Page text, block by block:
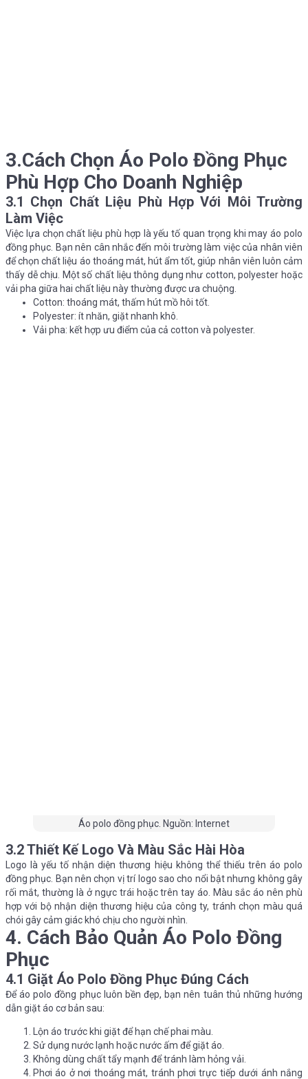
3.Cách Chọn Áo Polo Đồng Phục
Phù Hợp Cho Doanh Nghiệp
3.1 Chọn Chất Liệu Phù Hợp Với Môi Trường
Làm Việc
Việc lựa chọn chất liệu phù hợp là yếu tố quan trọng khi may áo polo
đồng phục. Bạn nên cân nhắc đến môi trường làm việc của nhân viên
để chọn chất liệu áo thoáng mát, hút ẩm tốt, giúp nhân viên luôn cảm
thấy dễ chịu. Một số chất liệu thông dụng như cotton, polyester hoặc
vải pha giữa hai chất liệu này thường được ưa chuộng.
Cotton: thoáng mát, thấm hút mồ hôi tốt.
Polyester: ít nhăn, giặt nhanh khô.
Vải pha: kết hợp ưu điểm của cả cotton và polyester.
Áo polo đồng phục. Nguồn: Internet
3.2 Thiết Kế Logo Và Màu Sắc Hài Hòa
Logo là yếu tố nhận diện thương hiệu không thể thiếu trên áo polo
đồng phục. Bạn nên chọn vị trí logo sao cho nổi bật nhưng không gây
rối mắt, thường là ở ngực trái hoặc trên tay áo. Màu sắc áo nên phù
hợp với bộ nhận diện thương hiệu của công ty, tránh chọn màu quá
chói gây cảm giác khó chịu cho người nhìn.
4. Cách Bảo Quản Áo Polo Đồng
Phục
4.1 Giặt Áo Polo Đồng Phục Đúng Cách
Để áo polo đồng phục luôn bền đẹp, bạn nên tuân thủ những hướng
dẫn giặt áo cơ bản sau:
Lộn áo trước khi giặt để hạn chế phai màu.
Sử dụng nước lạnh hoặc nước ấm để giặt áo.
Không dùng chất tẩy mạnh để tránh làm hỏng vải.
Phơi áo ở nơi thoáng mát, tránh phơi trực tiếp dưới ánh nắng